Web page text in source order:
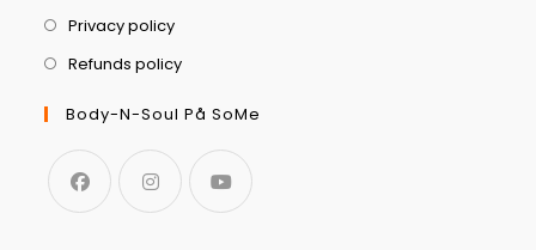
Privacy policy
Refunds policy
Body-N-Soul På SoMe